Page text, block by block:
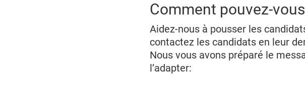
Comment pouvez-
Aidez-nous à pousser les
contactez les candidats en leur
Nous vous avons préparé le
l’adapter: